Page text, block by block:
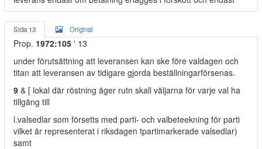
Sida 13 Original
Prop. 1972:105 ' 13
under förutsättning att leveransen kan ske före valdagen och
titan att leveransen av tidigare gjorda beställningarförsenas.
9 & [ lokal där röstning äger rutn skall väljarna för varje val ha
tillgäng till
l.valsedlar som försetts med parti- och valbeteekning för parti
vilket är representerat i riksdagen tpartimarkerade valsedlar)
samt